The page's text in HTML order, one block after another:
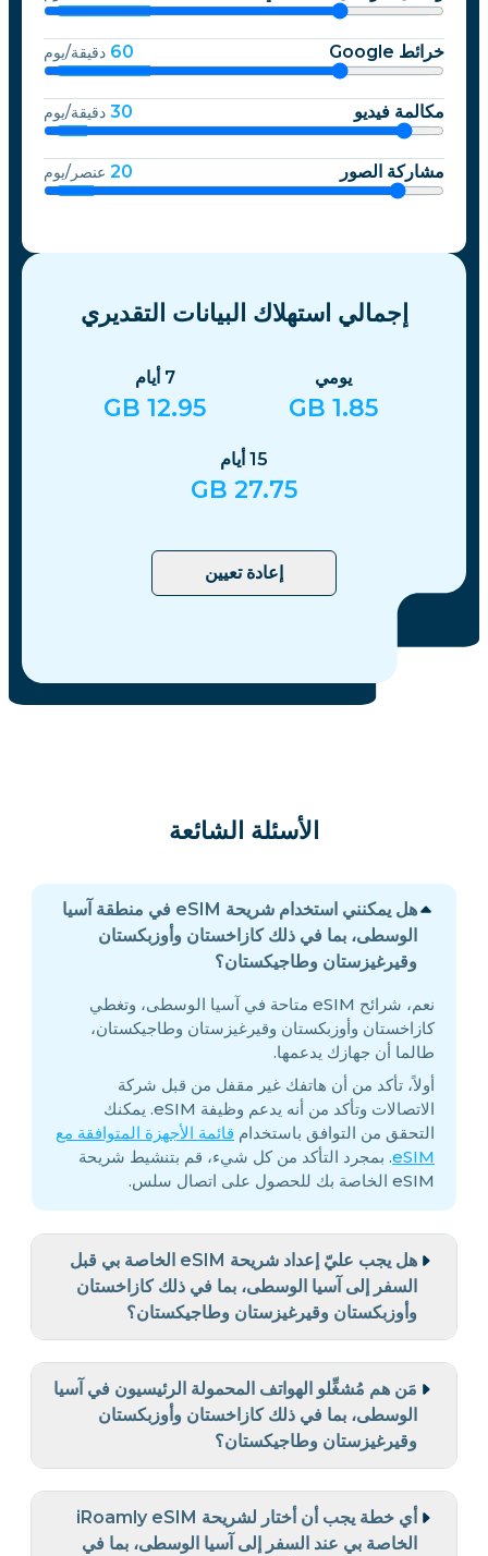
خرائط Google 60 دقيقة/يوم
مكالمة فيديو 30 دقيقة/يوم
مشاركة الصور 20 عنصر/يوم
إجمالي استهلاك البيانات التقديري
يومي
1.85
7 أيام
12.95
15 أيام
27.75
إعادة تعيين
الأسئلة الشائعة
هل يمكنني استخدام شريحة eSIM في منطقة آسيا
الوسطى، بما في ذلك كازاخستان وأوزبكستان
وقيرغيزستان وطاجيكستان؟
نعم، شرائح eSIM متاحة في آسيا الوسطى، وتغطي
كازاخستان وأوزبكستان وقيرغيزستان وطاجيكستان،
طالما أن جهازك يدعمها.
أولاً، تأكد من أن هاتفك غير مقفل من قبل شركة
الاتصالات وتأكد من أنه يدعم وظيفة eSIM. يمكنك
التحقق من التوافق باستخدام قائمة الأجهزة المتوافقة مع
eSIM. بمجرد التأكد من كل شيء، قم بتنشيط شريحة
eSIM الخاصة بك للحصول على اتصال سلس.
هل يجب عليّ إعداد شريحة eSIM الخاصة بي قبل
السفر إلى آسيا الوسطى، بما في ذلك كازاخستان
وأوزبكستان وقيرغيزستان وطاجيكستان؟
مَن هم مُشغِّلو الهواتف المحمولة الرئيسيون في آسيا
الوسطى، بما في ذلك كازاخستان وأوزبكستان
وقيرغيزستان وطاجيكستان؟
أي خطة يجب أن أختار لشريحة iRoamly eSIM
الخاصة بي عند السفر إلى آسيا الوسطى، بما في